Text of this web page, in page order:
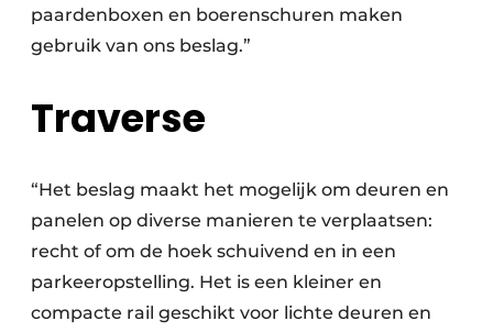
paardenboxen en boerenschuren maken
gebruik van ons beslag.”
Traverse
“Het beslag maakt het mogelijk om deuren en
panelen op diverse manieren te verplaatsen:
recht of om de hoek schuivend en in een
parkeeropstelling. Het is een kleiner en
compacte rail geschikt voor lichte deuren en